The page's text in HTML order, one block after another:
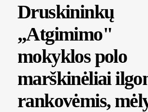
Druskininkų
„Atgimimo"
mokyklos polo
marškinėliai
rankovėmis,